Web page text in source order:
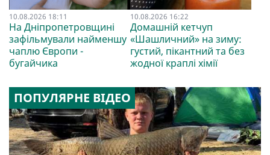
10.08.2026 18:11
На Дніпропетровщині
зафільмували найменшу
чаплю Європи -
бугайчика
10.08.2026 16:22
Домашній кетчуп
«Шашличний» на зиму:
густий, пікантний та без
жодної краплі хімії
ПОПУЛЯРНЕ ВІДЕО